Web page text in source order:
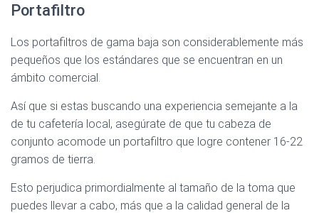
Portafiltro
Los portafiltros de gama baja son considerablemente más
pequeños que los estándares que se encuentran en un
ámbito comercial.
Así que si estas buscando una experiencia semejante a la
de tu cafetería local, asegúrate de que tu cabeza de
conjunto acomode un portafiltro que logre contener 16-22
gramos de tierra.
Esto perjudica primordialmente al tamaño de la toma que
puedes llevar a cabo, más que a la calidad general de la